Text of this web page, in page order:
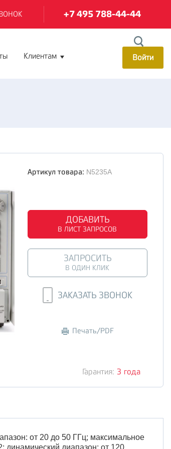
+7 495 788-44-44
Клиентам Войти
Артикул товара: N5235A
ДОБАВИТЬ
В ЛИСТ ЗАПРОСОВ
ЗАПРОСИТЬ
В ОДИН КЛИК
ЗАКАЗАТЬ ЗВОНОК
Печать/PDF
Гарантия: 3 года
от 20 до 50 ГГц; максимальное
динамический диапазон: от 120